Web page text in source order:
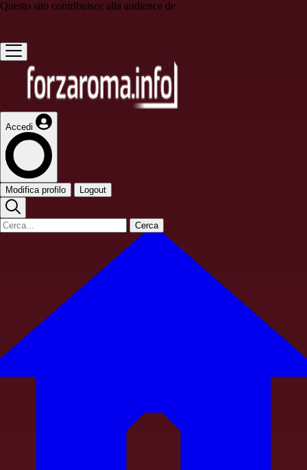
Questo sito contribuisce alla audience de
Accedi
Modifica profilo Logout
Cerca